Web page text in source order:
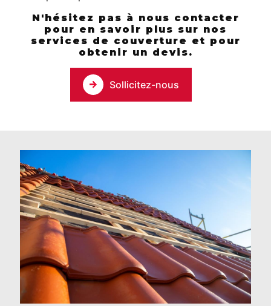
N'hésitez pas à nous contacter
pour en savoir plus sur nos
services de couverture et pour
obtenir un devis.
Sollicitez-nous